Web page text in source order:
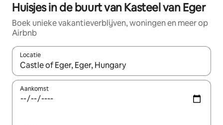
Huisjes in de buurt van Kasteel van Eger
Boek unieke vakantieverblijven, woningen en meer op
Airbnb
Locatie
Wanneer er suggesties beschikbaar zijn, maak je een keuze
Aankomst